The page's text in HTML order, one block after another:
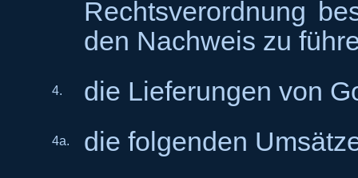
Rechtsverordnung
den Nachweis zu
4. die Lieferungen von
4a. die folgenden